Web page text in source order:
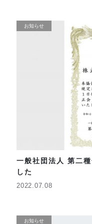
お知らせ
一般社団法人 第二
した
2022.07.08
お知らせ